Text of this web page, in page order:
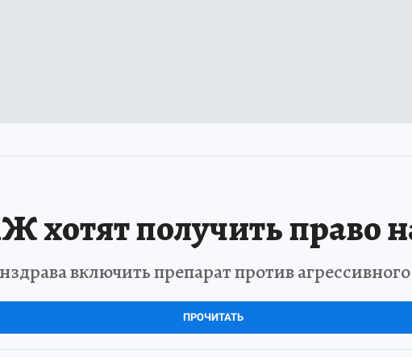
хотят получить право
включить препарат против
ПРОЧИТАТЬ